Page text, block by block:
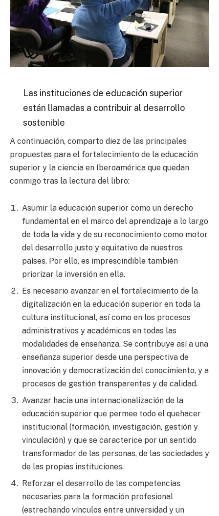
Las instituciones de educación superior
están llamadas a contribuir al desarrollo
sostenible
A continuación, comparto diez de las principales
propuestas para el fortalecimiento de la educación
superior y la ciencia en Iberoamérica que quedan
conmigo tras la lectura del libro:
Asumir la educación superior como un derecho
fundamental en el marco del aprendizaje a lo largo
de toda la vida y de su reconocimiento como motor
del desarrollo justo y equitativo de nuestros
países. Por ello, es imprescindible también
priorizar la inversión en ella.
Es necesario avanzar en el fortalecimiento de la
digitalización en la educación superior en toda la
cultura institucional, así como en los procesos
administrativos y académicos en todas las
modalidades de enseñanza. Se contribuye así a una
enseñanza superior desde una perspectiva de
innovación y democratización del conocimiento, y a
procesos de gestión transparentes y de calidad.
Avanzar hacia una internacionalización de la
educación superior que permee todo el quehacer
institucional (formación, investigación, gestión y
vinculación) y que se caracterice por un sentido
transformador de las personas, de las sociedades y
de las propias instituciones.
Reforzar el desarrollo de las competencias
necesarias para la formación profesional
(estrechando vínculos entre universidad y un